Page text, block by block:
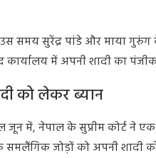
उस समय सुरेंद्र पांडे और माया
कार्यालय में अपनी शादी का
को लेकर ब्यान
जून में, नेपाल के सुप्रीम कोर्ट
जोड़ों को अपनी शादी